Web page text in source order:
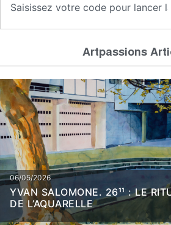
Artpassions
06/05/2026
YVAN SALOMONE. 26¹¹ : LE
DE L’AQUARELLE